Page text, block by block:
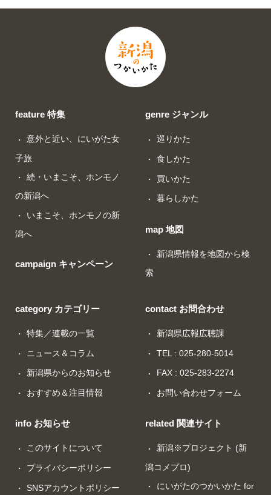
feature 特集
意外と近い、にいがた女
子旅
続・いまこそ、ホンモノ
の新潟へ
いまこそ、ホンモノの新
潟へ
campaign キャンペーン
genre ジャンル
巡りかた
食しかた
買いかた
暮らしかた
map 地図
新潟県情報を地図から検
索
category カテゴリー
特集／連載の一覧
ニュース＆コラム
新潟県からのお知らせ
おすすめ＆注目情報
info お知らせ
このサイトについて
プライバシーポリシー
SNSアカウントポリシー
contact お問合わせ
新潟県広報広聴課
TEL : 025-280-5014
FAX : 025-283-2274
お問い合わせフォーム
related 関連サイト
新潟※プロジェクト (新
潟コメプロ)
にいがたのつかいかた for